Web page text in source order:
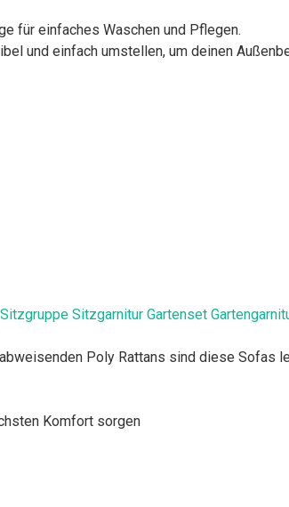
für einfaches Waschen und Pflegen.
und einfach umstellen, um deinen
Sitzgarnitur Gartenset
Poly Rattans sind diese Sofas
Komfort sorgen